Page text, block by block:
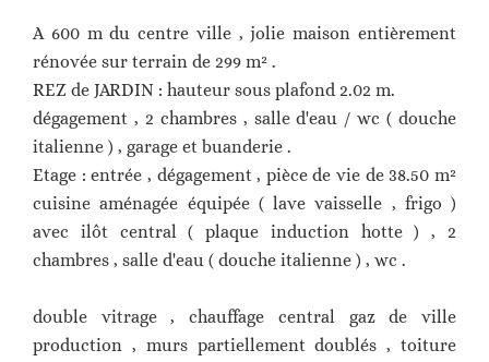
A 600 m du centre ville , jolie maison entièrement
rénovée sur terrain de 299 m² .
REZ de JARDIN : hauteur sous plafond 2.02 m.
dégagement , 2 chambres , salle d'eau / wc ( douche
italienne ) , garage et buanderie .
Etage : entrée , dégagement , pièce de vie de 38.50 m²
cuisine aménagée équipée ( lave vaisselle , frigo )
avec ilôt central ( plaque induction hotte ) , 2
chambres , salle d'eau ( douche italienne ) , wc .
double vitrage , chauffage central gaz de ville
production , murs partiellement doublés , toiture